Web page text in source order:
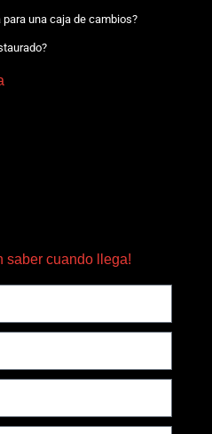
una caja de cambios?
saber cuando llega!